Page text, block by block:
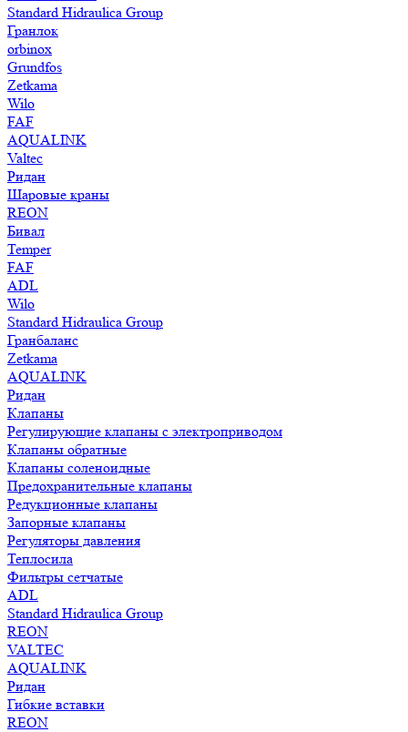
Standard Hidraulica Group
Гранлок
orbinox
Grundfos
Zetkama
Wilo
FAF
AQUALINK
Valtec
Ридан
Шаровые краны
REON
Бивал
Temper
FAF
ADL
Wilo
Standard Hidraulica Group
Гранбаланс
Zetkama
AQUALINK
Ридан
Клапаны
Регулирующие клапаны с электроприводом
Клапаны обратные
Клапаны соленоидные
Предохранительные клапаны
Редукционные клапаны
Запорные клапаны
Регуляторы давления
Теплосила
Фильтры сетчатые
ADL
Standard Hidraulica Group
REON
VALTEC
AQUALINK
Ридан
Гибкие вставки
REON